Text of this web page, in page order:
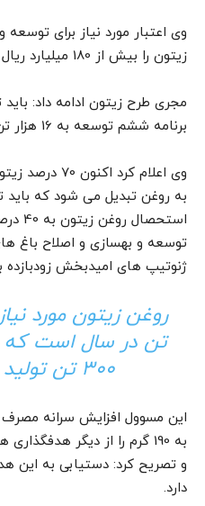
وی اعتبار مورد نیاز برای
زیتون را بیش از 180 میلیارد ریال عنوان کرد.
مجری طرح زیتون ادامه داد: باید
برنامه ششم توسعه به 16 هزار تن برسد.
به روغن تبدیل می شود که باید
توسعه و بهسازی و اصلاح باغ
ژنوتیپ های امیدبخش زودبازده
تن در سال است که
300 تن تولید داخلی داریم.
به 190 گرم را از دیگر
و تصریح کرد: دستیابی به این
دارد.